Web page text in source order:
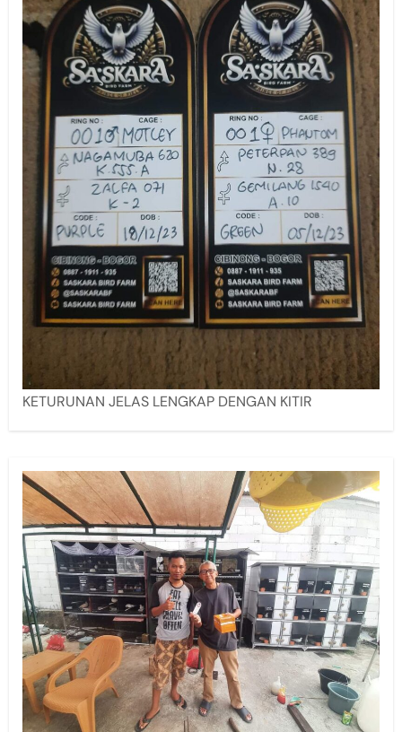
KETURUNAN JELAS LENGKAP DENGAN KITIR